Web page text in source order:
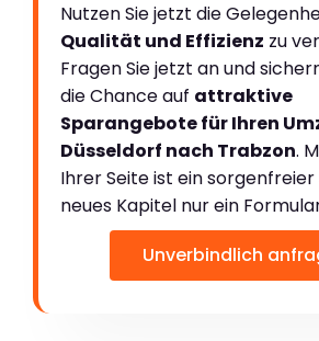
Nutzen Sie jetzt die
Qualität und Effizienz zu
Fragen Sie jetzt an und
die Chance auf attraktive
Sparangebote für Ihren
Düsseldorf nach Trabzon.
Ihrer Seite ist ein
neues Kapitel nur ein
Unverbindlich